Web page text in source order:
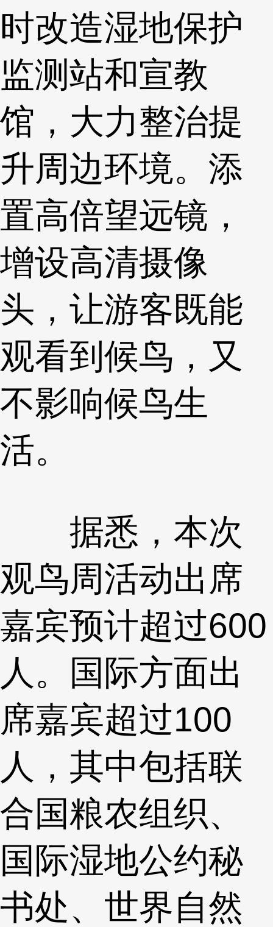
时改造湿地保护
监测站和宣教
馆，大力整治提
升周边环境。添
置高倍望远镜，
增设高清摄像
头，让游客既能
观看到候鸟，又
不影响候鸟生
活。
据悉，本次
观鸟周活动出席
嘉宾预计超过600
人。国际方面出
席嘉宾超过100
人，其中包括联
合国粮农组织、
国际湿地公约秘
书处、世界自然